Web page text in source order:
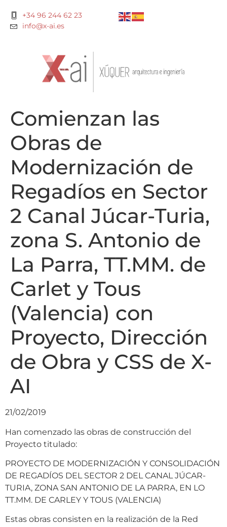
+34 96 244 62 23
info@x-ai.es
Comienzan las
Obras de
Modernización de
Regadíos en Sector
2 Canal Júcar-Turia,
zona S. Antonio de
La Parra, TT.MM. de
Carlet y Tous
(Valencia) con
Proyecto, Dirección
de Obra y CSS de X-
AI
21/02/2019
Han comenzado las obras de construcción del
Proyecto titulado:
PROYECTO DE MODERNIZACIÓN Y CONSOLIDACIÓN
DE REGADÍOS DEL SECTOR 2 DEL CANAL JÚCAR-
TURIA, ZONA SAN ANTONIO DE LA PARRA, EN LO
TT.MM. DE CARLEY Y TOUS (VALENCIA)
Estas obras consisten en la realización de la Red